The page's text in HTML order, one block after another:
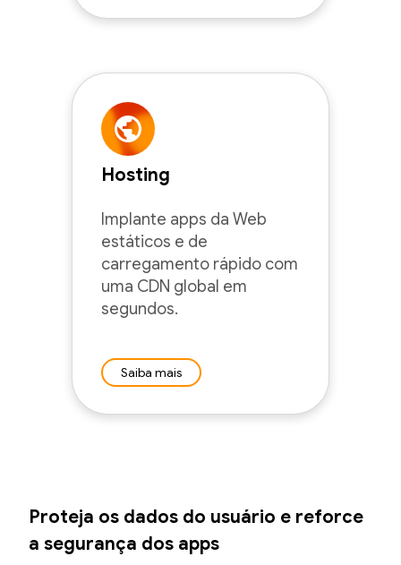
Hosting
Implante apps da Web
estáticos e de
carregamento rápido com
uma CDN global em
segundos.
Saiba mais
Proteja os dados do usuário e reforce
a segurança dos apps